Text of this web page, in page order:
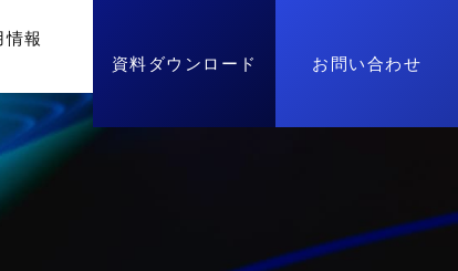
情報
資料ダウンロード
お問い合わせ